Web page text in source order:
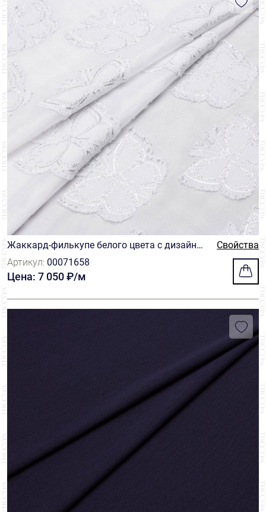
Жаккард-филькупе белого цвета с дизайно
м в виде бабочек
Свойства
Артикул: 00071658
Цена: 7 050 ₽/м